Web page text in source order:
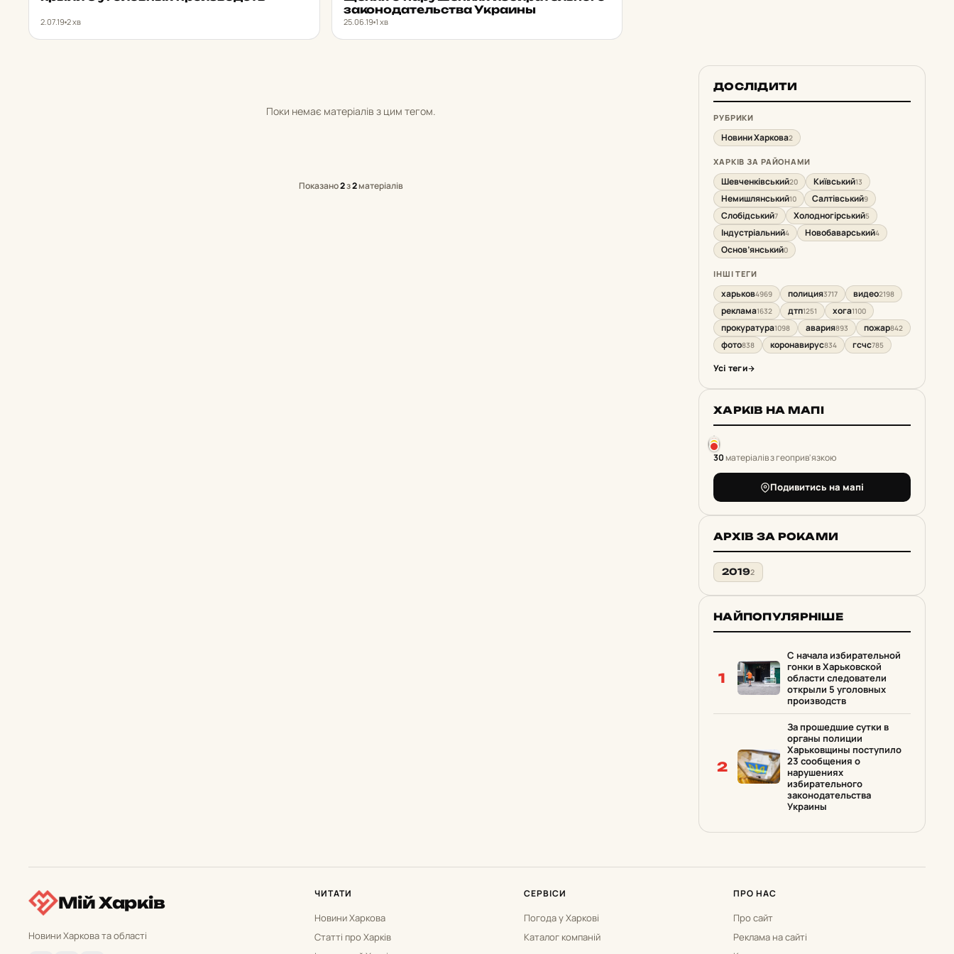
2.07.19 2 хв
за­ко­но­да­тель­ства Ук­ра­ины
25.06.19 1 хв
Поки немає матеріалів з цим тегом.
Показано2з2матеріалів
ДОСЛІДИТИ
РУБРИКИ
Новини Харкова2
ХАРКІВ ЗА РАЙОНАМИ
Шевченківський20 Київський13
Немишлянський10 Салтівський9
Слобідський7 Холодногірський5
Індустріальний4 Новобаварський4
Основ’янський0
ІНШІ ТЕГИ
харьков4969 полиция3717 видео2198
реклама1632 дтп1251 хога1100
прокуратура1098 авария893 пожар842
фото838 коронавирус834 гсчс785
Усі теги
ХАРКІВ НА МАПІ
30матеріалів з геоприв'язкою
Подивитись на мапі
АРХІВ ЗА РОКАМИ
20192
НАЙПОПУЛЯРНІШЕ
1
С начала избирательной
гонки в Харьковской
области следователи
открыли 5 уголовных
производств
2
За прошедшие сутки в
органы полиции
Харьковщины поступило
23 сообщения о
нарушениях
избирательного
законодательства
Украины
Мій Харків
Новини Харкова та області
ЧИТАТИ
Новини Харкова
Статті про Харків
СЕРВІСИ
Погода у Харкові
Каталог компаній
ПРО НАС
Про сайт
Реклама на сайті